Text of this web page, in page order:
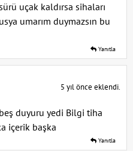
uçak kaldırsa sihaları
umarım duymazsın bu
Yanıtla
5 yıl önce eklendi.
duyuru yedi Bilgi tiha
içerik başka
Yanıtla